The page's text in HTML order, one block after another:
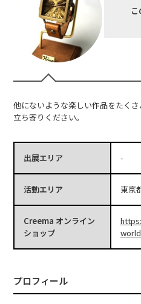
他にないような楽しい作品をたく
立ち寄りください。
出展エリア -
活動エリア 東京
Creema オンライン
ショップ
プロフィール